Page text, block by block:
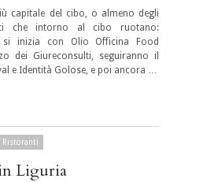
capitale del cibo, o almeno degli
che intorno al cibo ruotano:
si inizia con Olio Officina Food
dei Giureconsulti, seguiranno il
e Identità Golose, e poi ancora …
Ristoranti
Liguria